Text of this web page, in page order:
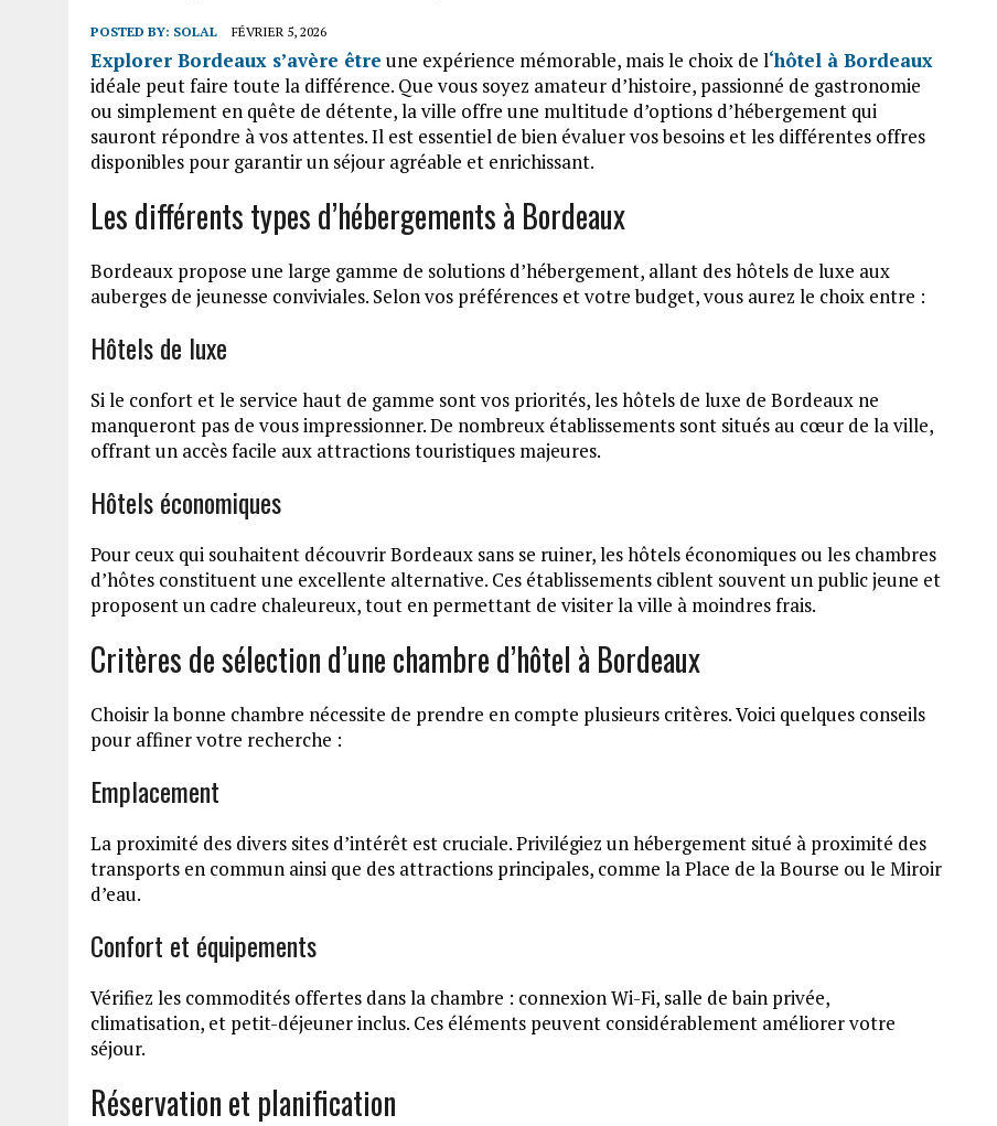
POSTED BY: SOLAL FÉVRIER 5, 2026
Explorer Bordeaux s’avère être une expérience mémorable, mais le choix de l‘hôtel à Bordeaux
idéale peut faire toute la différence. Que vous soyez amateur d’histoire, passionné de gastronomie
ou simplement en quête de détente, la ville offre une multitude d’options d’hébergement qui
sauront répondre à vos attentes. Il est essentiel de bien évaluer vos besoins et les différentes offres
disponibles pour garantir un séjour agréable et enrichissant.
Les différents types d’hébergements à Bordeaux
Bordeaux propose une large gamme de solutions d’hébergement, allant des hôtels de luxe aux
auberges de jeunesse conviviales. Selon vos préférences et votre budget, vous aurez le choix entre :
Hôtels de luxe
Si le confort et le service haut de gamme sont vos priorités, les hôtels de luxe de Bordeaux ne
manqueront pas de vous impressionner. De nombreux établissements sont situés au cœur de la ville,
offrant un accès facile aux attractions touristiques majeures.
Hôtels économiques
Pour ceux qui souhaitent découvrir Bordeaux sans se ruiner, les hôtels économiques ou les chambres
d’hôtes constituent une excellente alternative. Ces établissements ciblent souvent un public jeune et
proposent un cadre chaleureux, tout en permettant de visiter la ville à moindres frais.
Critères de sélection d’une chambre d’hôtel à Bordeaux
Choisir la bonne chambre nécessite de prendre en compte plusieurs critères. Voici quelques conseils
pour affiner votre recherche :
Emplacement
La proximité des divers sites d’intérêt est cruciale. Privilégiez un hébergement situé à proximité des
transports en commun ainsi que des attractions principales, comme la Place de la Bourse ou le Miroir
d’eau.
Confort et équipements
Vérifiez les commodités offertes dans la chambre : connexion Wi-Fi, salle de bain privée,
climatisation, et petit-déjeuner inclus. Ces éléments peuvent considérablement améliorer votre
séjour.
Réservation et planification